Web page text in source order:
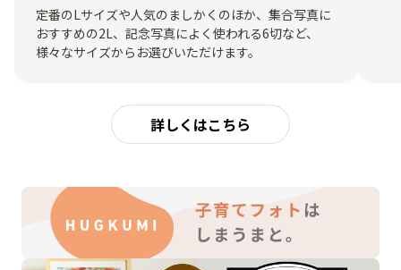
定番のLサイズや人気のましかくのほか、集合写真に
おすすめの2L、記念写真によく使われる6切など、
様々なサイズからお選びいただけます。
詳しくはこちら